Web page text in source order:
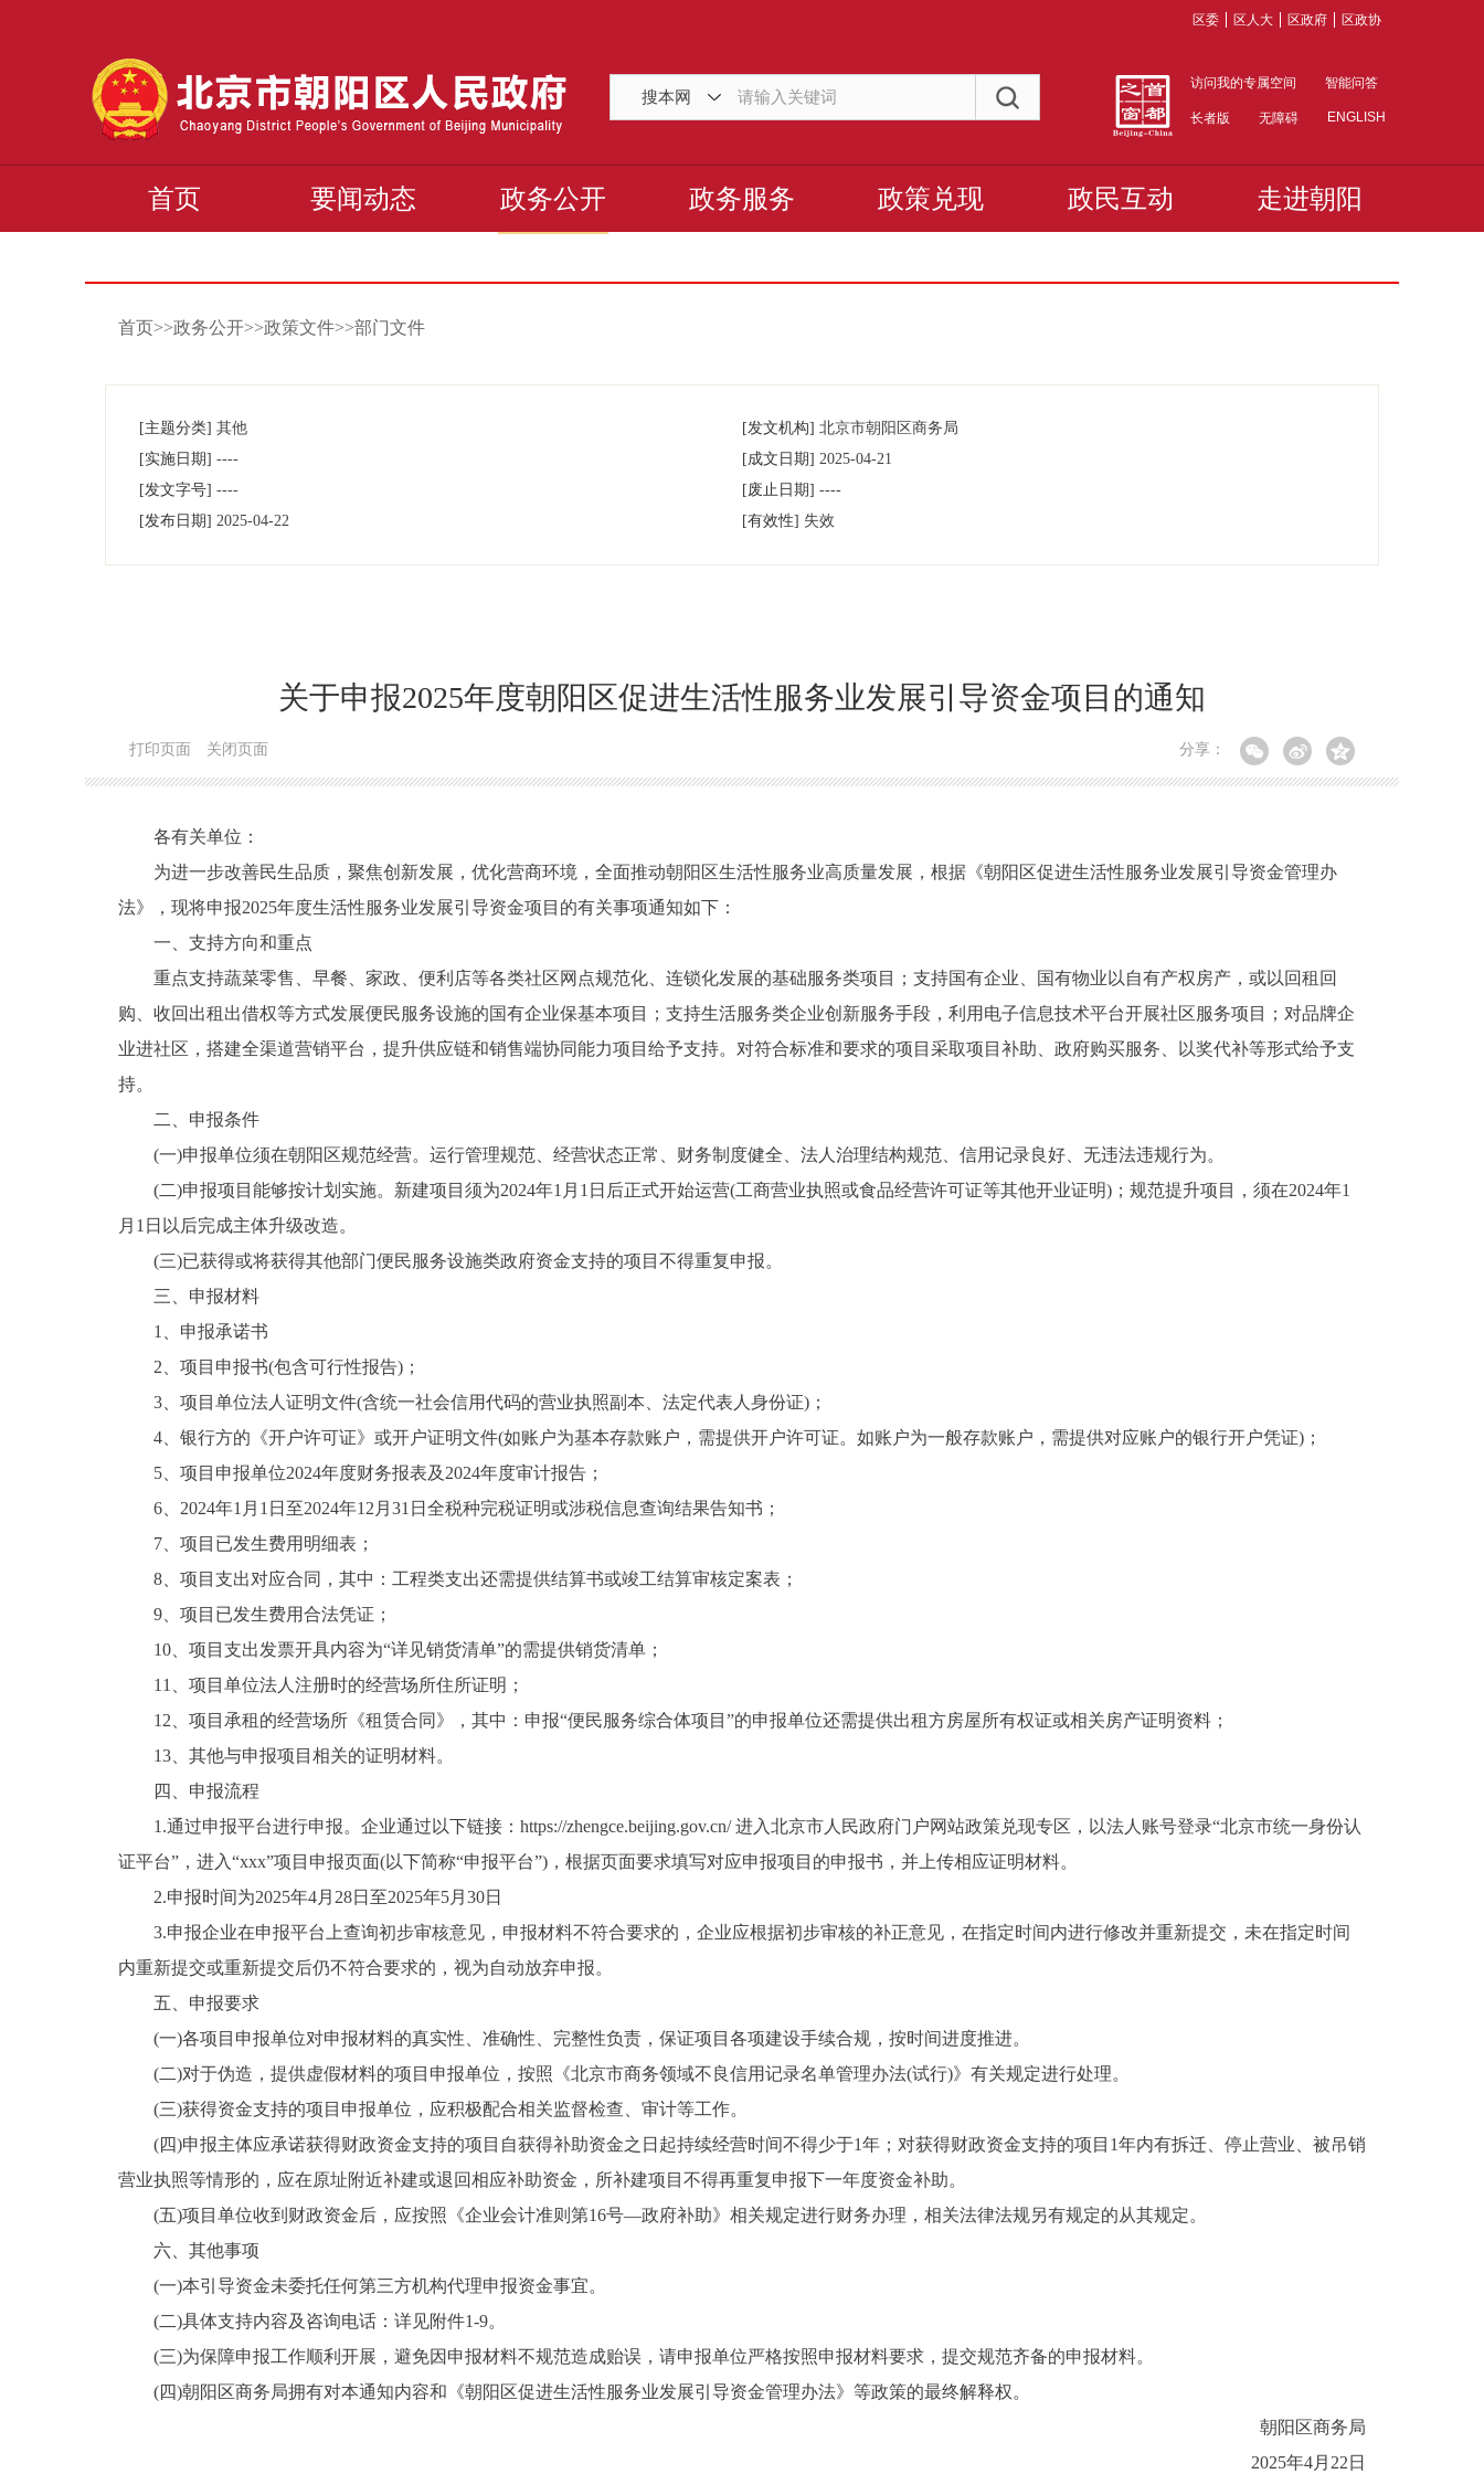
区委 区人大 区政府 区政协
搜本网
访问我的专属空间 智能问答
长者版 无障碍 ENGLISH
首页 要闻动态 政务公开 政务服务 政策兑现 政民互动 走进朝阳
首页>>政务公开>>政策文件>>部门文件
[主题分类] 其他 [发文机构] 北京市朝阳区商务局
[实施日期] ---- [成文日期] 2025-04-21
[发文字号] ---- [废止日期] ----
[发布日期] 2025-04-22 [有效性] 失效
关于申报2025年度朝阳区促进生活性服务业发展引导资金项目的通知
分享：
打印页面 关闭页面
各有关单位：
为进一步改善民生品质，聚焦创新发展，优化营商环境，全面推动朝阳区生活性服务业高质量发展，根据《朝阳区促进生活性服务业发展引导资金管理办
法》，现将申报2025年度生活性服务业发展引导资金项目的有关事项通知如下：
一、支持方向和重点
重点支持蔬菜零售、早餐、家政、便利店等各类社区网点规范化、连锁化发展的基础服务类项目；支持国有企业、国有物业以自有产权房产，或以回租回
购、收回出租出借权等方式发展便民服务设施的国有企业保基本项目；支持生活服务类企业创新服务手段，利用电子信息技术平台开展社区服务项目；对品牌企
业进社区，搭建全渠道营销平台，提升供应链和销售端协同能力项目给予支持。对符合标准和要求的项目采取项目补助、政府购买服务、以奖代补等形式给予支
持。
二、申报条件
(一)申报单位须在朝阳区规范经营。运行管理规范、经营状态正常、财务制度健全、法人治理结构规范、信用记录良好、无违法违规行为。
(二)申报项目能够按计划实施。新建项目须为2024年1月1日后正式开始运营(工商营业执照或食品经营许可证等其他开业证明)；规范提升项目，须在2024年1
月1日以后完成主体升级改造。
(三)已获得或将获得其他部门便民服务设施类政府资金支持的项目不得重复申报。
三、申报材料
1、申报承诺书
2、项目申报书(包含可行性报告)；
3、项目单位法人证明文件(含统一社会信用代码的营业执照副本、法定代表人身份证)；
4、银行方的《开户许可证》或开户证明文件(如账户为基本存款账户，需提供开户许可证。如账户为一般存款账户，需提供对应账户的银行开户凭证)；
5、项目申报单位2024年度财务报表及2024年度审计报告；
6、2024年1月1日至2024年12月31日全税种完税证明或涉税信息查询结果告知书；
7、项目已发生费用明细表；
8、项目支出对应合同，其中：工程类支出还需提供结算书或竣工结算审核定案表；
9、项目已发生费用合法凭证；
10、项目支出发票开具内容为“详见销货清单”的需提供销货清单；
11、项目单位法人注册时的经营场所住所证明；
12、项目承租的经营场所《租赁合同》，其中：申报“便民服务综合体项目”的申报单位还需提供出租方房屋所有权证或相关房产证明资料；
13、其他与申报项目相关的证明材料。
四、申报流程
1.通过申报平台进行申报。企业通过以下链接：https://zhengce.beijing.gov.cn/ 进入北京市人民政府门户网站政策兑现专区，以法人账号登录“北京市统一身份认
证平台”，进入“xxx”项目申报页面(以下简称“申报平台”)，根据页面要求填写对应申报项目的申报书，并上传相应证明材料。
2.申报时间为2025年4月28日至2025年5月30日
3.申报企业在申报平台上查询初步审核意见，申报材料不符合要求的，企业应根据初步审核的补正意见，在指定时间内进行修改并重新提交，未在指定时间
内重新提交或重新提交后仍不符合要求的，视为自动放弃申报。
五、申报要求
(一)各项目申报单位对申报材料的真实性、准确性、完整性负责，保证项目各项建设手续合规，按时间进度推进。
(二)对于伪造，提供虚假材料的项目申报单位，按照《北京市商务领域不良信用记录名单管理办法(试行)》有关规定进行处理。
(三)获得资金支持的项目申报单位，应积极配合相关监督检查、审计等工作。
(四)申报主体应承诺获得财政资金支持的项目自获得补助资金之日起持续经营时间不得少于1年；对获得财政资金支持的项目1年内有拆迁、停止营业、被吊销
营业执照等情形的，应在原址附近补建或退回相应补助资金，所补建项目不得再重复申报下一年度资金补助。
(五)项目单位收到财政资金后，应按照《企业会计准则第16号—政府补助》相关规定进行财务办理，相关法律法规另有规定的从其规定。
六、其他事项
(一)本引导资金未委托任何第三方机构代理申报资金事宜。
(二)具体支持内容及咨询电话：详见附件1-9。
(三)为保障申报工作顺利开展，避免因申报材料不规范造成贻误，请申报单位严格按照申报材料要求，提交规范齐备的申报材料。
(四)朝阳区商务局拥有对本通知内容和《朝阳区促进生活性服务业发展引导资金管理办法》等政策的最终解释权。
朝阳区商务局
2025年4月22日